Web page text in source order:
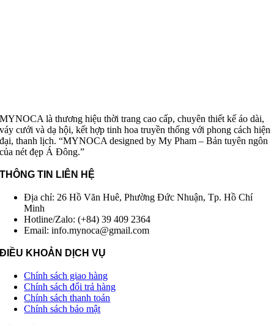
MYNOCA là thương hiệu thời trang cao cấp, chuyên thiết kế áo dài,
váy cưới và dạ hội, kết hợp tinh hoa truyền thống với phong cách hiện
đại, thanh lịch. “MYNOCA designed by My Pham – Bản tuyên ngôn
của nét đẹp Á Đông.”
THÔNG TIN LIÊN HỆ
Địa chỉ: 26 Hồ Văn Huê, Phường Đức Nhuận, Tp. Hồ Chí
Minh
Hotline/Zalo: (+84) 39 409 2364
Email: info.mynoca@gmail.com
ĐIỀU KHOẢN DỊCH VỤ
Chính sách giao hàng
Chính sách đổi trả hàng
Chính sách thanh toán
Chính sách bảo mật